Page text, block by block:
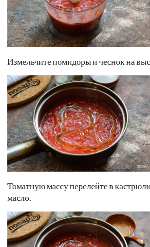
Измельчите помидоры и чеснок на
Томатную массу перелейте в
масло.